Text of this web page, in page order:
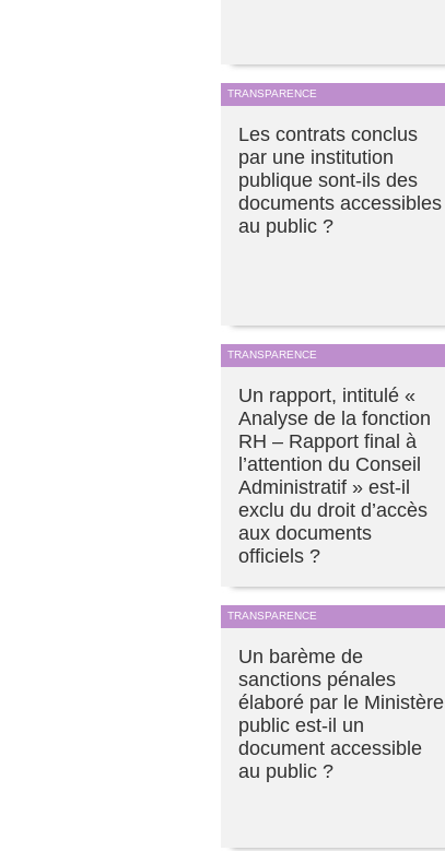
TRANSPARENCE
Les contrats conclus
par une institution
publique sont-ils des
documents accessibles
au public ?
TRANSPARENCE
Un rapport, intitulé «
Analyse de la fonction
RH – Rapport final à
l’attention du Conseil
Administratif » est-il
exclu du droit d’accès
aux documents
officiels ?
TRANSPARENCE
Un barème de
sanctions pénales
élaboré par le Ministère
public est-il un
document accessible
au public ?